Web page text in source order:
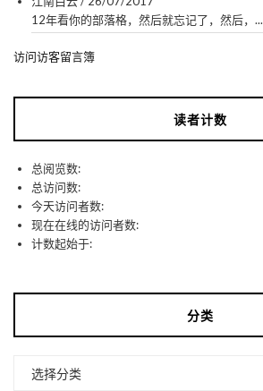
12年看你的部落格，然后就忘记了，然后，...
访问访客留言簿
读者计数
总阅览数:
总访问数:
今天访问者数:
现在在线的访问者数:
计数起始于:
分类